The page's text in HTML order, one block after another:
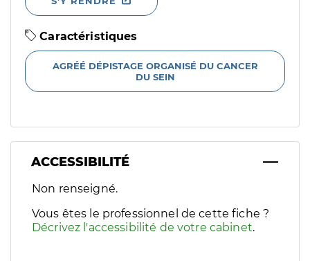
Caractéristiques
AGRÉÉ DÉPISTAGE ORGANISÉ DU CANCER
DU SEIN
ACCESSIBILITÉ
Filtres
Sélectionnez un ou plusieurs handicaps/besoins
Non renseigné.
Vous êtes le professionnel de cette fiche ?
Décrivez l'accessibilité de votre cabinet.